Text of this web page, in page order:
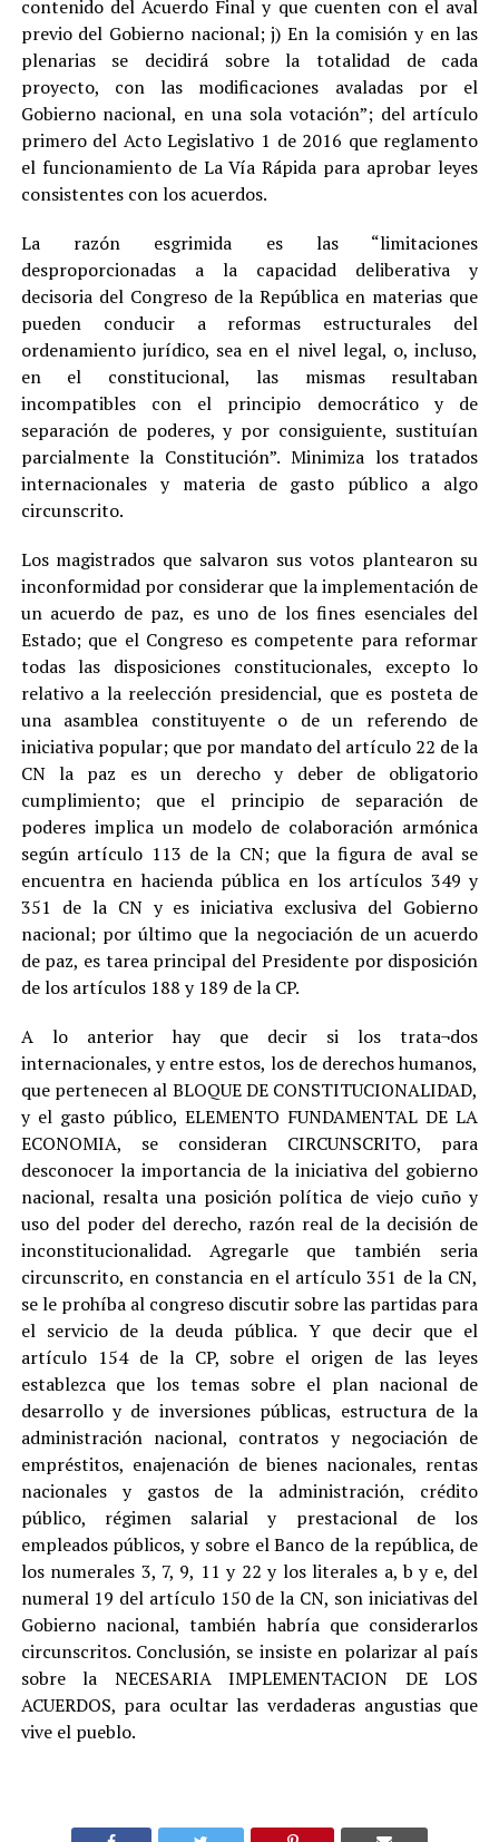
contenido del Acuerdo Final y que cuenten con el aval
previo del Gobierno nacional; j) En la comisión y en las
plenarias se decidirá sobre la totalidad de cada
proyecto, con las modificaciones avaladas por el
Gobierno nacional, en una sola votación”; del artículo
primero del Acto Legislativo 1 de 2016 que reglamento
el funcionamiento de La Vía Rápida para aprobar leyes
consistentes con los acuerdos.
La razón esgrimida es las “limitaciones
desproporcionadas a la capacidad deliberativa y
decisoria del Congreso de la República en materias que
pueden conducir a reformas estructurales del
ordenamiento jurídico, sea en el nivel legal, o, incluso,
en el constitucional, las mismas resultaban
incompatibles con el principio democrático y de
separación de poderes, y por consiguiente, sustituían
parcialmente la Constitución”. Minimiza los tratados
internacionales y materia de gasto público a algo
circunscrito.
Los magistrados que salvaron sus votos plantearon su
inconformidad por considerar que la implementación de
un acuerdo de paz, es uno de los fines esenciales del
Estado; que el Congreso es competente para reformar
todas las disposiciones constitucionales, excepto lo
relativo a la reelección presidencial, que es posteta de
una asamblea constituyente o de un referendo de
iniciativa popular; que por mandato del artículo 22 de la
CN la paz es un derecho y deber de obligatorio
cumplimiento; que el principio de separación de
poderes implica un modelo de colaboración armónica
según artículo 113 de la CN; que la figura de aval se
encuentra en hacienda pública en los artículos 349 y
351 de la CN y es iniciativa exclusiva del Gobierno
nacional; por último que la negociación de un acuerdo
de paz, es tarea principal del Presidente por disposición
de los artículos 188 y 189 de la CP.
A lo anterior hay que decir si los trata¬dos
internacionales, y entre estos, los de derechos humanos,
que pertenecen al BLOQUE DE CONSTITUCIONALIDAD,
y el gasto público, ELEMENTO FUNDAMENTAL DE LA
ECONOMIA, se consideran CIRCUNSCRITO, para
desconocer la importancia de la iniciativa del gobierno
nacional, resalta una posición política de viejo cuño y
uso del poder del derecho, razón real de la decisión de
inconstitucionalidad. Agregarle que también seria
circunscrito, en constancia en el artículo 351 de la CN,
se le prohíba al congreso discutir sobre las partidas para
el servicio de la deuda pública. Y que decir que el
artículo 154 de la CP, sobre el origen de las leyes
establezca que los temas sobre el plan nacional de
desarrollo y de inversiones públicas, estructura de la
administración nacional, contratos y negociación de
empréstitos, enajenación de bienes nacionales, rentas
nacionales y gastos de la administración, crédito
público, régimen salarial y prestacional de los
empleados públicos, y sobre el Banco de la república, de
los numerales 3, 7, 9, 11 y 22 y los literales a, b y e, del
numeral 19 del artículo 150 de la CN, son iniciativas del
Gobierno nacional, también habría que considerarlos
circunscritos. Conclusión, se insiste en polarizar al país
sobre la NECESARIA IMPLEMENTACION DE LOS
ACUERDOS, para ocultar las verdaderas angustias que
vive el pueblo.